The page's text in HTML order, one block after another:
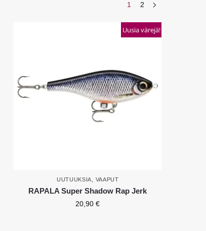
1 2
Uusia värejä!
UUTUUKSIA VAAPUT
RAPALA Super Shadow Rap Jerk
20,90€